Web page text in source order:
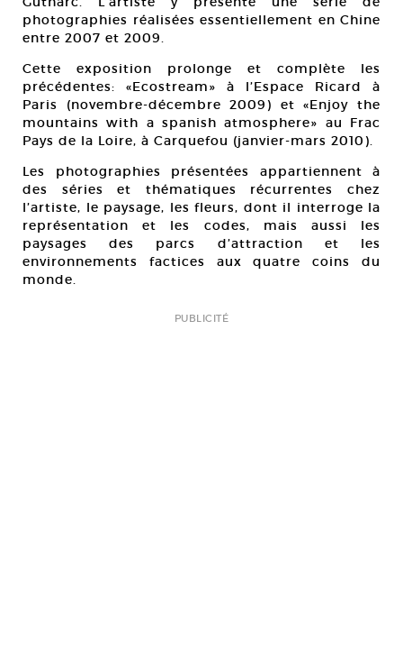
photographies réalisées essentiellement en Chine
entre 2007 et 2009.
Cette exposition prolonge et complète les
précédentes: «Ecostream» à l’Espace Ricard à
Paris (novembre-décembre 2009) et «Enjoy the
mountains with a spanish atmosphere» au Frac
Pays de la Loire, à Carquefou (janvier-mars 2010).
Les photographies présentées appartiennent à
des séries et thématiques récurrentes chez
l’artiste, le paysage, les fleurs, dont il interroge la
représentation et les codes, mais aussi les
paysages des parcs d’attraction et les
environnements factices aux quatre coins du
monde.
PUBLICITÉ